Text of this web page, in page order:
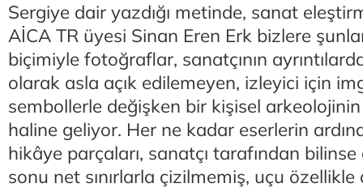
Sergiye dair yazdığı metinde, sanat
AİCA TR üyesi Sinan Eren Erk bizlere
biçimiyle fotoğraflar, sanatçının
olarak asla açık edilemeyen, izleyici için
sembollerle değişken bir kişisel
haline geliyor. Her ne kadar eserlerin
hikâye parçaları, sanatçı tarafından bilinse
sonu net sınırlarla çizilmemiş, uçu özellikle